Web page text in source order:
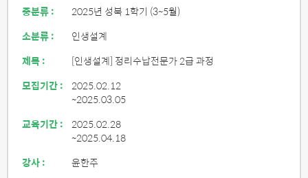
중분류 :
2025년 성북 1학기 (3~5월)
소분류 :
인생설계
제목 :
[인생설계] 정리수납전문가 2급 과정
모집기간 : 2025.02.12
~2025.03.05
교육기간 : 2025.02.28
~2025.04.18
강사 :
윤한주